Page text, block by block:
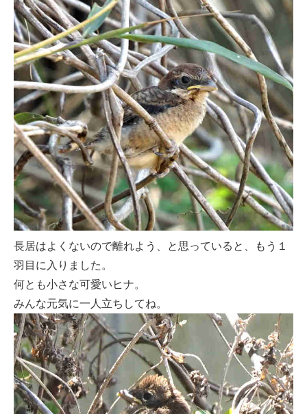
長居はよくないので離れよう、と思っていると、もう１
羽目に入りました。
何とも小さな可愛いヒナ。
みんな元気に一人立ちしてね。